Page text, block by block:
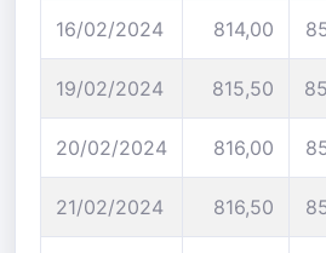
16/02/2024 814,00
19/02/2024 815,50
20/02/2024 816,00
21/02/2024 816,50